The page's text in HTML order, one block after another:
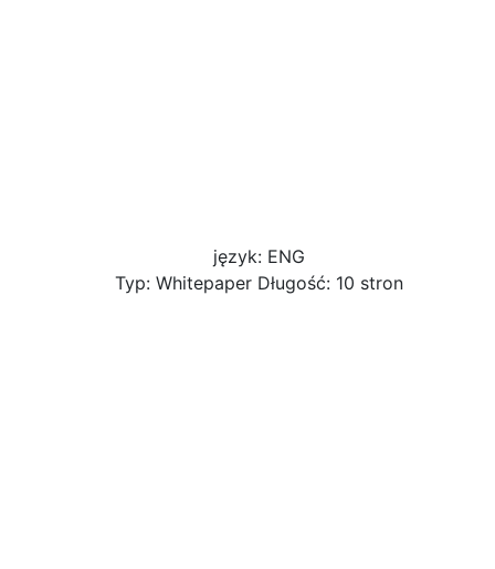
język: ENG
Typ: Whitepaper Długość: 10 stron